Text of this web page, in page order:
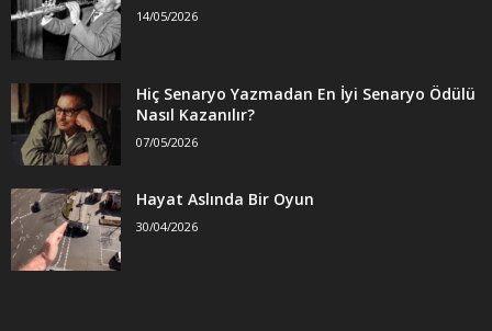
14/05/2026
Hiç Senaryo Yazmadan En İyi Senaryo Ödülü
Nasıl Kazanılır?
07/05/2026
Hayat Aslında Bir Oyun
30/04/2026